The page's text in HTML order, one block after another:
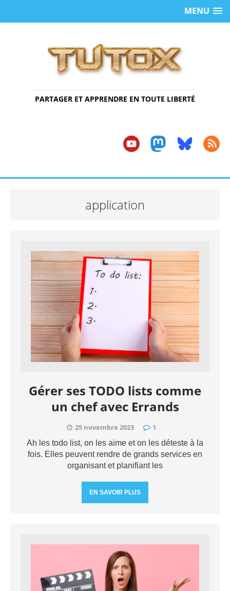
MENU
PARTAGER ET APPRENDRE EN TOUTE LIBERTÉ
application
Gérer ses TODO lists comme
un chef avec Errands
25 novembre 2023 1
Ah les todo list, on les aime et on les déteste à la
fois. Elles peuvent rendre de grands services en
organisant et planifiant les
EN SAVOIR PLUS